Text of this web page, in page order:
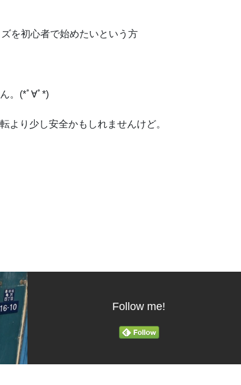
を初心者で始めたいという方
。(*ﾟ∀ﾟ*)
より少し安全かもしれませんけど。
Follow me!